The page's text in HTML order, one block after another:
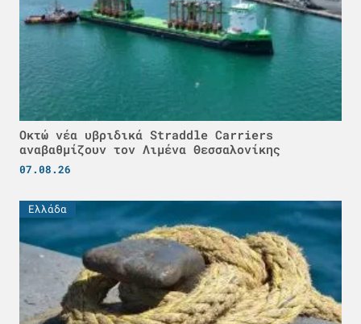
Οκτώ νέα υβριδικά Straddle Carriers
αναβαθμίζουν τον Λιμένα Θεσσαλονίκης
07.08.26
Ελλάδα